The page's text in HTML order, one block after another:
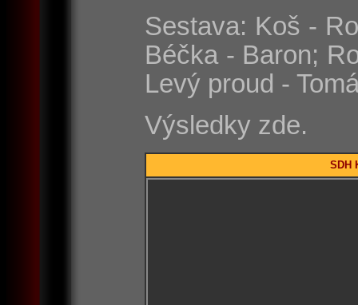
Sestava: Koš -
Béčka - Baron;
Levý proud -
Výsledky zde.
SDH